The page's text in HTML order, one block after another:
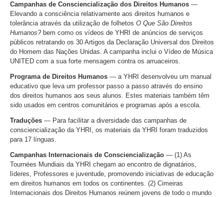
Campanhas de Consciencialização dos Direitos Humanos —
Elevando a consciência relativamente aos direitos humanos e
tolerância através da utilização de folhetos O Que São Direitos
Humanos?bem como os vídeos de YHRI de anúncios de serviços
públicos retratando os 30 Artigos da Declaração Universal dos Direitos
do Homem das Nações Unidas. A campanha inclui o Vídeo de Música
UNITED com a sua forte mensagem contra os arruaceiros.
Programa de Direitos Humanos — a YHRI desenvolveu um manual
educativo que leva um professor passo a passo através do ensino
dos direitos humanos aos seus alunos. Estes materiais também têm
sido usados em centros comunitários e programas após a escola.
Traduções — Para facilitar a diversidade das campanhas de
consciencialização da YHRI, os materiais da YHRI foram traduzidos
para 17 línguas.
Campanhas Internacionais de Consciencialização — (1) As
Tournées Mundiais da YHRI chegam ao encontro de dignatários,
líderes, Professores e juventude, promovendo iniciativas de educação
em direitos humanos em todos os continentes. (2) Cimeiras
Internacionais dos Direitos Humanos reúnem jovens de todo o mundo